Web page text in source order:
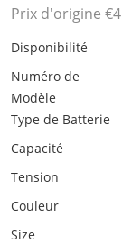
Prix ​​d'origine
Disponibilité
Numéro de
Modèle
Type de Batterie
Capacité
Tension
Couleur
Size